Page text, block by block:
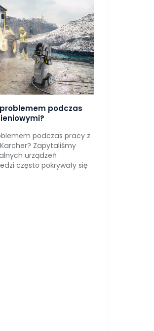
podczas
podczas pracy z
Zapytaliśmy
urządzeń
często pokrywały się